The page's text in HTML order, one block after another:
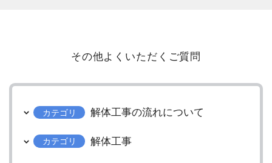
その他よくいただくご質問
カテゴリ 解体工事の流れについて
カテゴリ 解体工事